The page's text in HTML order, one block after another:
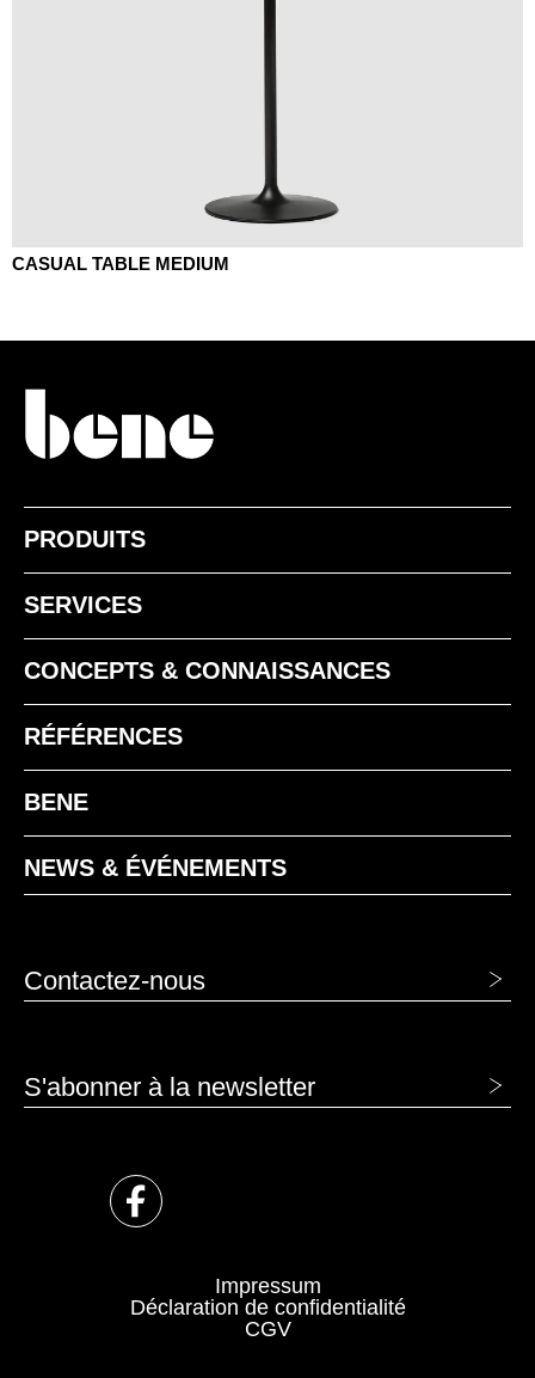
CASUAL TABLE MEDIUM
PRODUITS
SERVICES
CONCEPTS & CONNAISSANCES
RÉFÉRENCES
BENE
NEWS & ÉVÉNEMENTS
Contactez-nous
S'abonner à la newsletter
Impressum
Déclaration de confidentialité
CGV